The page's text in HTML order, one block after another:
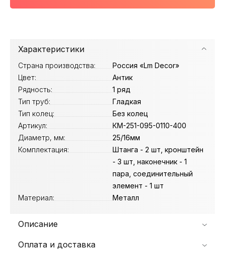
Характеристики
Страна производства:
Россия «Lm Decor»
Цвет:
Антик
Рядность:
1 ряд
Тип труб:
Гладкая
Тип колец:
Без колец
Артикул:
КМ-251-095-0110-400
Диаметр, мм:
25/16мм
Комплектация:
Штанга - 2 шт, кронштейн
- 3 шт, наконечник - 1
пара, соединительный
элемент - 1 шт
Материал:
Металл
Описание
Оплата и доставка